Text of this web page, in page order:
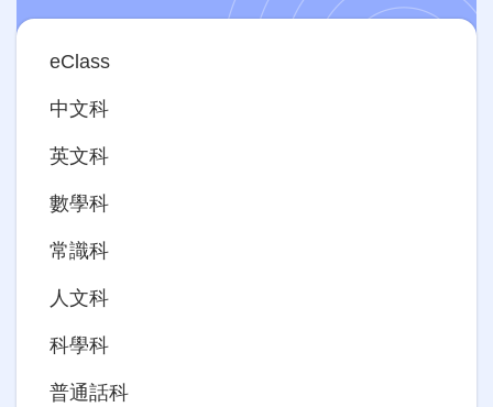
Main
navigation
eClass
中文科
英文科
數學科
常識科
人文科
科學科
普通話科